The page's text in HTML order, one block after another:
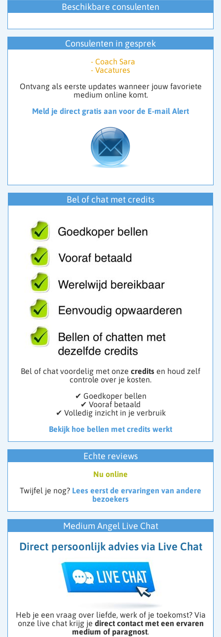
menu om je aan te melden.
Beschikbare consulenten
Consulenten in gesprek
- Coach Sara
- Vacatures
Ontvang als eerste updates wanneer jouw favoriete
medium online komt.
Meld je direct gratis aan voor de E-mail Alert
Bel of chat met credits
Bel of chat voordelig met onze credits en houd zelf
controle over je kosten.
✔ Goedkoper bellen
✔ Vooraf betaald
✔ Volledig inzicht in je verbruik
Bekijk hoe bellen met credits werkt
Echte reviews
Nu online
Twijfel je nog? Lees eerst de ervaringen van andere
bezoekers
Medium Angel Live Chat
Direct persoonlijk advies via Live Chat
Heb je een vraag over liefde, werk of je toekomst? Via
onze live chat krijg je direct contact met een ervaren
medium of paragnost.